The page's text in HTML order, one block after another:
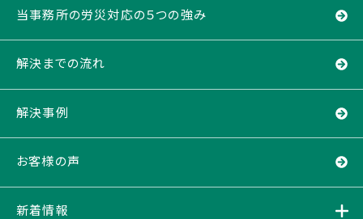
当事務所の労災対応の５つの強み
解決までの流れ
解決事例
お客様の声
新着情報